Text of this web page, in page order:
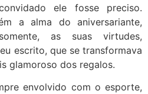
ele fosse preciso.
a alma do aniversariante,
as suas virtudes,
escrito, que se transformava
glamoroso dos regalos.
envolvido com o esporte,